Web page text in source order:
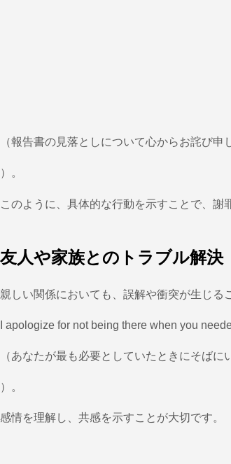
（報告書の見落としについて心からお詫び
）。
このように、具体的な行動を示すことで、謝
友人や家族とのトラブル解決
親しい関係においても、誤解や衝突が生じる
I apologize for not being there when you
（あなたが最も必要としていたときにそば
）。
感情を理解し、共感を示すことが大切です。